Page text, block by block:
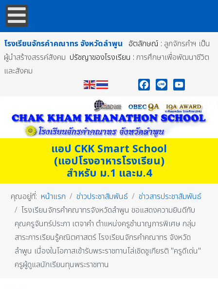
โรงเรียนจักรคำคณาทร จังหวัดลำพูน อัตลักษณ์ : ลูกจักรคำฯ เป็น
ผู้นำสร้างสรรค์สังคม ปรัชญาของโรงเรียน : การศึกษาเพื่อพัฒนาชีวิต
และสังคม
แอป CKK Smart School
(แอปโรงอาหารโรงเรียน)
สำหรับ ม.1 และม.4
คุณอยู่ที่: หน้าแรก ข่าวประชาสัมพันธ์
ข่าวสารประชาสัมพันธ์
โรงเรียนจักรคำคณาทรจังหวัดลำพูน ขอแสดงความยินดีกับ
คุณครูจันทร์ประภา เตจาคำ ตำแหน่งครูชำนาญการพิเศษ กลุ่ม
สาระการเรียนรู้คณิตศาสตร์ โรงเรียนจักรคำคณาทร จังหวัด
ลำพูน เนื่องในโอกาสเข้ารับพระราชทานโล่เชิดชูเกียรติ "ครูดีเด่น"
ครูผู้ดูแลนักเรียนทุนพระราชทาน